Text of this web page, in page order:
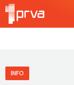
INFO